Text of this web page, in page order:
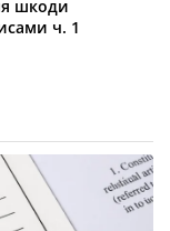
шкоди
ч. 1